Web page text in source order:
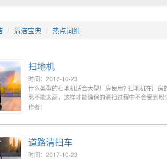
清洁宝典 热点词组
扫地机
时间：2017-10-23
什么类型的扫地机适合大型厂房使用? 扫地机在厂
离不能太高，这样才能确保的清扫过程中不会受到
程中产生的粉尘也很多，加上大多数这类的厂房通
作者：
道路清扫车
时间：2017-10-23